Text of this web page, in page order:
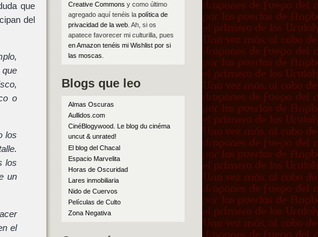
que
del
o
los
los
un
el
Creative Commons y como último
agregado aquí tenéis la política de
privacidad de la web. Ah, si os
apatece favorecer mi culturilla, pues
en Amazon tenéis mi Wishlist por si
las moscas
Blogs que leo
Almas Oscuras
Aullidos.com
CinéBlogywood. Le blog du cinéma
uncut & unrated!
El blog del Chacal
Espacio Marvelita
Horas de Oscuridad
Lares inmobiliaria
Nido de Cuervos
Películas de Culto
Zona Negativa